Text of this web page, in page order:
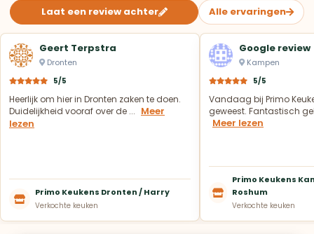
Laat een review achter
Alle ervaringen
Geert Terpstra
Dronten
5/5
Heerlijk om hier in Dronten zaken te doen.
Duidelijkheid vooraf over de ... Meer
lezen
Primo Keukens Dronten / Harry
Verkochte keuken
Google review
Kampen
5/5
Vandaag bij Primo
geweest. Fantastisch
Meer lezen
Primo Keukens
Roshum
Verkochte keuken